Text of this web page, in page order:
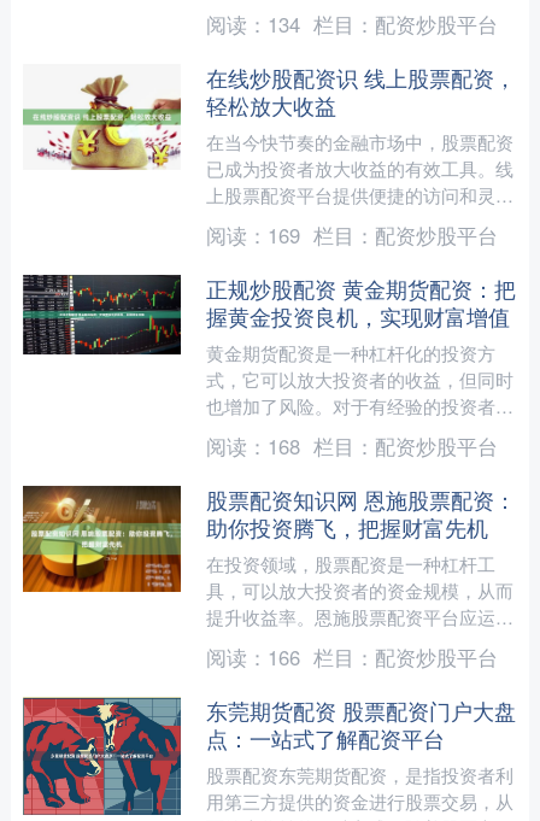
以以较小的自有资金撬动更大的资金，
从而提升投资收益。 * ....
阅读： 134 栏目： 配资炒股平台
在线炒股配资识 线上股票配资，
轻松放大收益
在当今快节奏的金融市场中，股票配资
已成为投资者放大收益的有效工具。线
上股票配资平台提供便捷的访问和灵活
的杠杆选择，让投资者能够以更低的成
本增加投资规模。 * *....
阅读： 169 栏目： 配资炒股平台
正规炒股配资 黄金期货配资：把
握黄金投资良机，实现财富增值
黄金期货配资是一种杠杆化的投资方
式，它可以放大投资者的收益，但同时
也增加了风险。对于有经验的投资者来
说，黄金期货配资可以提供一个绝佳的
机会来把握黄金投资的良机正....
阅读： 168 栏目： 配资炒股平台
股票配资知识网 恩施股票配资：
助你投资腾飞，把握财富先机
在投资领域，股票配资是一种杠杆工
具，可以放大投资者的资金规模，从而
提升收益率。恩施股票配资平台应运而
生，为投资者提供了便捷、安全的配资
服务。 使用唐山股票配资平....
阅读： 166 栏目： 配资炒股平台
东莞期货配资 股票配资门户大盘
点：一站式了解配资平台
股票配资东莞期货配资，是指投资者利
用第三方提供的资金进行股票交易，从